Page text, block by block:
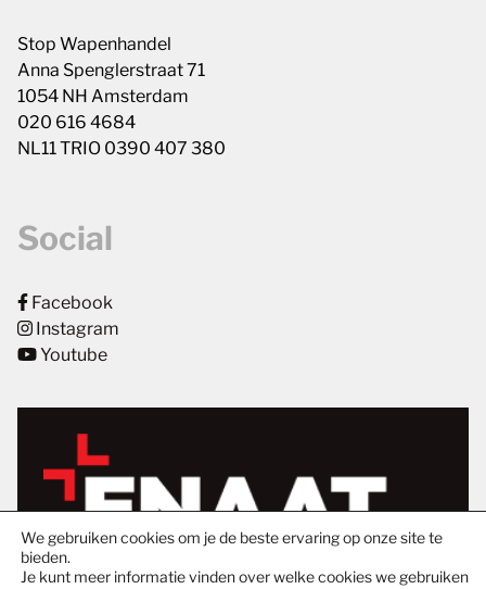
Stop Wapenhandel
Anna Spenglerstraat 71
1054 NH Amsterdam
020 616 4684
NL11 TRIO 0390 407 380
Social
Facebook
Instagram
Youtube
We gebruiken cookies om je de beste ervaring op onze site te
bieden.
Je kunt meer informatie vinden over welke cookies we gebruiken